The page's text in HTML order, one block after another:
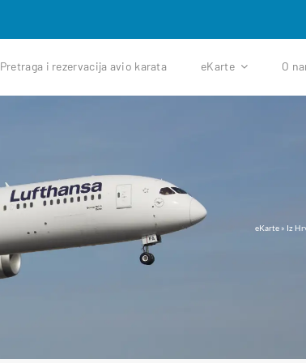
Pretraga i rezervacija avio karata eKarte O
eKarte » Iz